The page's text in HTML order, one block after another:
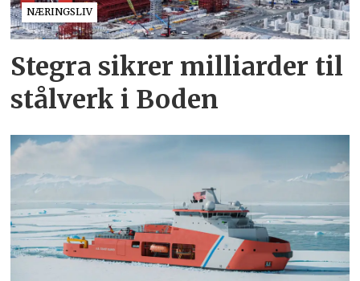
NÆRINGSLIV
Stegra sikrer milliarder til
stålverk i Boden